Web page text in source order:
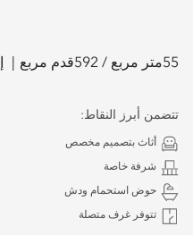
55متر مربع / 592قدم مربع
تتضمن أبرز النقاط:
أثاث بتصميم مخصص
شرفة خاصة
حوض استحمام ودش
تتوفر غرف متصلة